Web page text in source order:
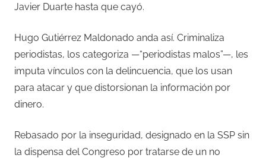
Javier Duarte hasta que cayó.
Hugo Gutiérrez Maldonado anda así. Criminaliza
periodistas, los categoriza —“periodistas malos”—, les
imputa vínculos con la delincuencia, que los usan
para atacar y que distorsionan la información por
dinero.
Rebasado por la inseguridad, designado en la SSP sin
la dispensa del Congreso por tratarse de un no